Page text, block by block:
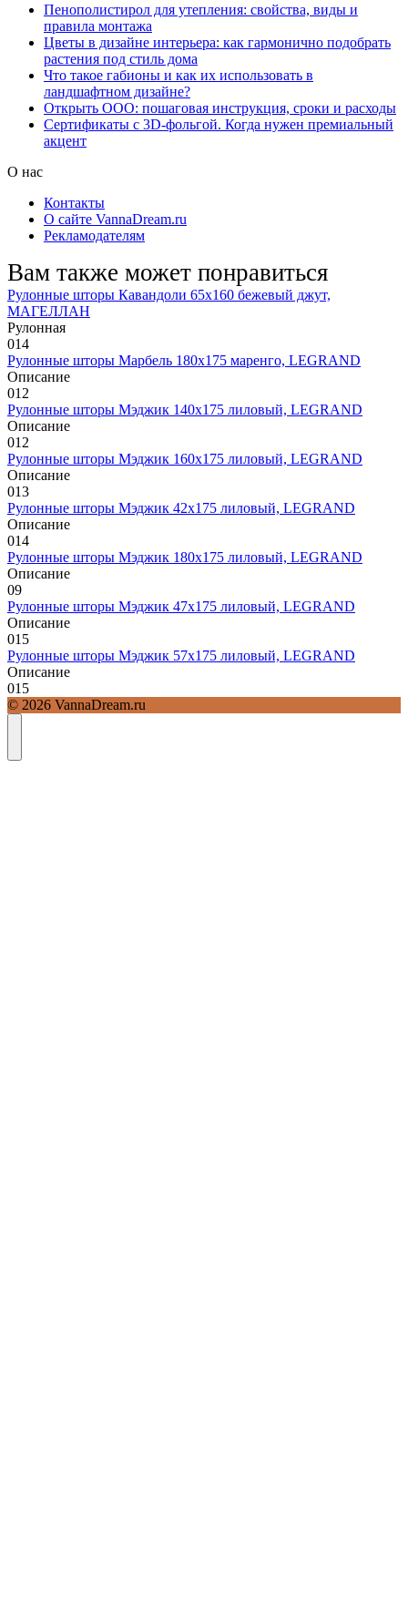
Пенополистирол для утепления: свойства, виды и
правила монтажа
Цветы в дизайне интерьера: как гармонично подобрать
растения под стиль дома
Что такое габионы и как их использовать в
ландшафтном дизайне?
Открыть ООО: пошаговая инструкция, сроки и расходы
Сертификаты с 3D-фольгой. Когда нужен премиальный
акцент
О нас
Контакты
О сайте VannaDream.ru
Рекламодателям
Вам также может понравиться
Рулонные шторы Кавандоли 65х160 бежевый джут,
МАГЕЛЛАН
Рулонная
014
Рулонные шторы Марбель 180х175 маренго, LEGRAND
Описание
012
Рулонные шторы Мэджик 140х175 лиловый, LEGRAND
Описание
012
Рулонные шторы Мэджик 160х175 лиловый, LEGRAND
Описание
013
Рулонные шторы Мэджик 42х175 лиловый, LEGRAND
Описание
014
Рулонные шторы Мэджик 180х175 лиловый, LEGRAND
Описание
09
Рулонные шторы Мэджик 47х175 лиловый, LEGRAND
Описание
015
Рулонные шторы Мэджик 57х175 лиловый, LEGRAND
Описание
015
© 2026 VannaDream.ru